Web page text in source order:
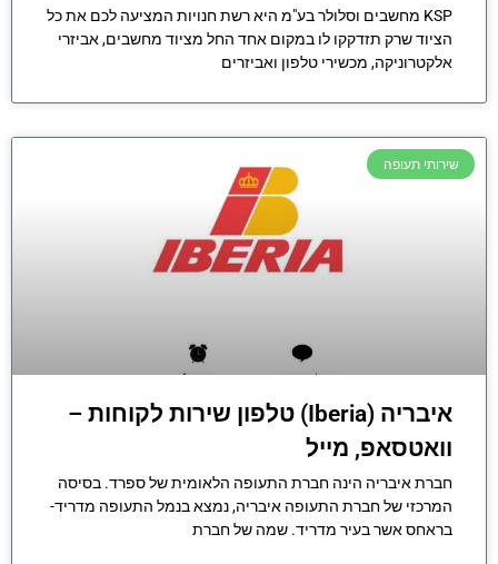
KSP מחשבים וסלולר בע"מ היא רשת חנויות המציעה לכם את כל
הציוד שרק תזדקקו לו במקום אחד החל מציוד מחשבים, אביזרי
אלקטרוניקה, מכשירי טלפון ואביזרים
שירותי תעופה
איבריה (Iberia) טלפון שירות לקוחות –
וואטסאפ, מייל
חברת איבריה הינה חברת התעופה הלאומית של ספרד. בסיסה
המרכזי של חברת התעופה איבריה, נמצא בנמל התעופה מדריד-
בראחס אשר בעיר מדריד. שמה של חברת